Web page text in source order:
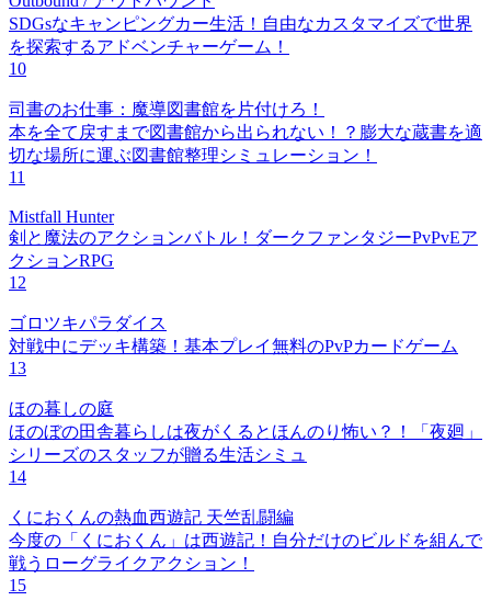
SDGsなキャンピングカー生活！自由なカスタマイズで世界
を探索するアドベンチャーゲーム！
10
司書のお仕事：魔導図書館を片付けろ！
本を全て戻すまで図書館から出られない！？膨大な蔵書を適
切な場所に運ぶ図書館整理シミュレーション！
11
Mistfall Hunter
剣と魔法のアクションバトル！ダークファンタジーPvPvEア
クションRPG
12
ゴロツキパラダイス
対戦中にデッキ構築！基本プレイ無料のPvPカードゲーム
13
ほの暮しの庭
ほのぼの田舎暮らしは夜がくるとほんのり怖い？！「夜廻」
シリーズのスタッフが贈る生活シミュ
14
くにおくんの熱血西遊記 天竺乱闘編
今度の「くにおくん」は西遊記！自分だけのビルドを組んで
戦うローグライクアクション！
15